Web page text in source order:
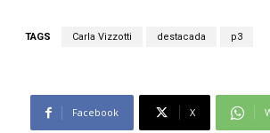
TAGS Carla Vizzotti destacada p3
Facebook X